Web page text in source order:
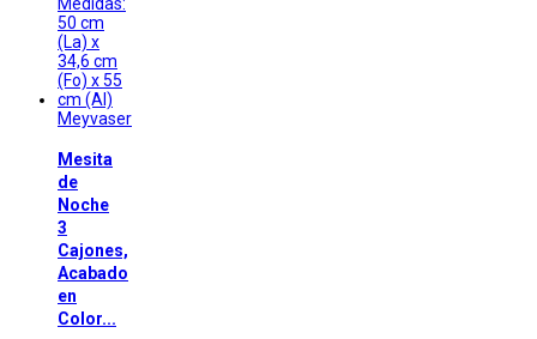
Meyvaser
Mesita
de
Noche
3
Cajones,
Acabado
en
Color...